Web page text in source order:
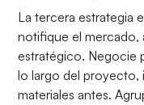
La tercera estrategia
notifique el mercado,
estratégico. Negocie
lo largo del proyecto,
materiales antes.